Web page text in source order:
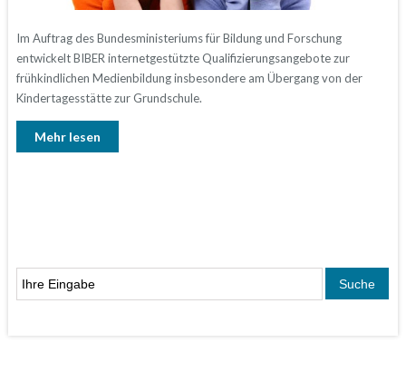
Im Auftrag des Bundesministeriums für Bildung und Forschung
entwickelt BIBER internetgestützte Qualifizierungsangebote zur
frühkindlichen Medienbildung insbesondere am Übergang von der
Kindertagesstätte zur Grundschule.
Mehr lesen